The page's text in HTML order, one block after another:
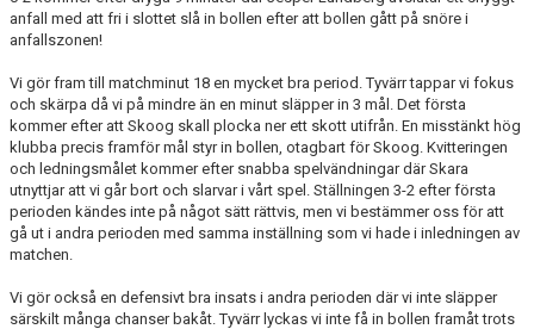
anfall med att fri i slottet slå in bollen efter att bollen gått på snöre i
anfallszonen!
Vi gör fram till matchminut 18 en mycket bra period. Tyvärr tappar vi fokus
och skärpa då vi på mindre än en minut släpper in 3 mål. Det första
kommer efter att Skoog skall plocka ner ett skott utifrån. En misstänkt hög
klubba precis framför mål styr in bollen, otagbart för Skoog. Kvitteringen
och ledningsmålet kommer efter snabba spelvändningar där Skara
utnyttjar att vi går bort och slarvar i vårt spel. Ställningen 3-2 efter första
perioden kändes inte på något sätt rättvis, men vi bestämmer oss för att
gå ut i andra perioden med samma inställning som vi hade i inledningen av
matchen.
Vi gör också en defensivt bra insats i andra perioden där vi inte släpper
särskilt många chanser bakåt. Tyvärr lyckas vi inte få in bollen framåt trots